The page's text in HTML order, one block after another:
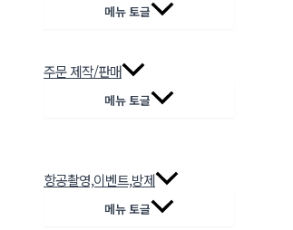
메뉴 토글
주문 제작/판매
메뉴 토글
항공촬영,이벤트,방제
메뉴 토글